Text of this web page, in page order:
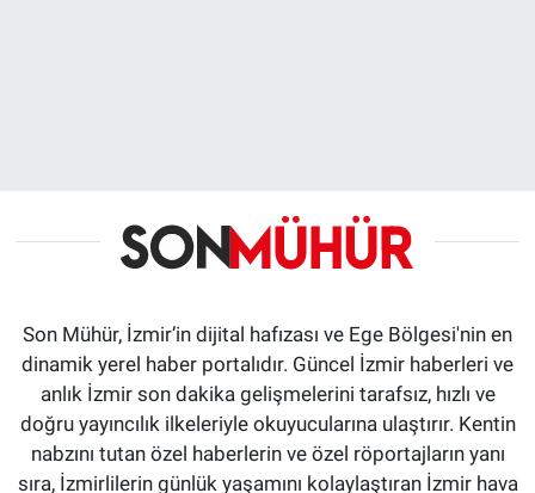
Son Mühür, İzmir’in dijital hafızası ve Ege Bölgesi'nin en
dinamik yerel haber portalıdır. Güncel İzmir haberleri ve
anlık İzmir son dakika gelişmelerini tarafsız, hızlı ve
doğru yayıncılık ilkeleriyle okuyucularına ulaştırır. Kentin
nabzını tutan özel haberlerin ve özel röportajların yanı
sıra, İzmirlilerin günlük yaşamını kolaylaştıran İzmir hava